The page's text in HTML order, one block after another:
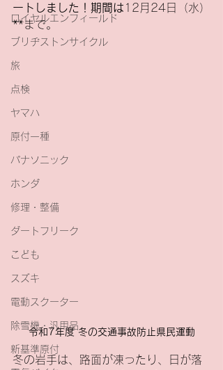
ロイヤルエンフィールド
ブリヂストンサイクル
旅
点検
ヤマハ
原付一種
パナソニック
ホンダ
修理・整備
ダートフリーク
こども
スズキ
電動スクーター
除雪機・汎用品
新基準原付
ートしました！期間は 12月24日（水）
**まで。
令和7年度 冬の交通事故防止県民運動
冬の岩手は、路面が凍ったり、日が落